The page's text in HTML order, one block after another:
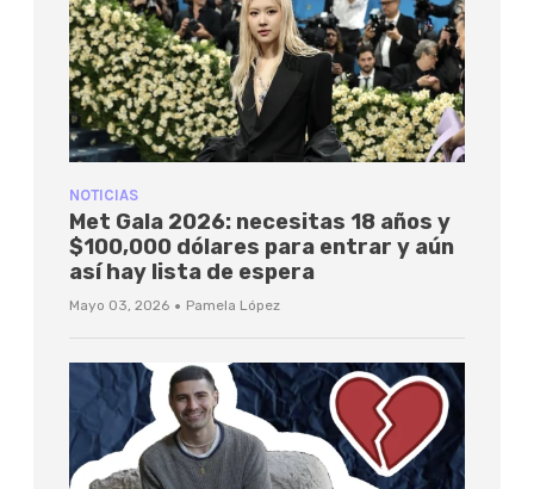
NOTICIAS
Met Gala 2026: necesitas 18 años y
$100,000 dólares para entrar y aún
así hay lista de espera
Mayo 03, 2026 · Pamela López